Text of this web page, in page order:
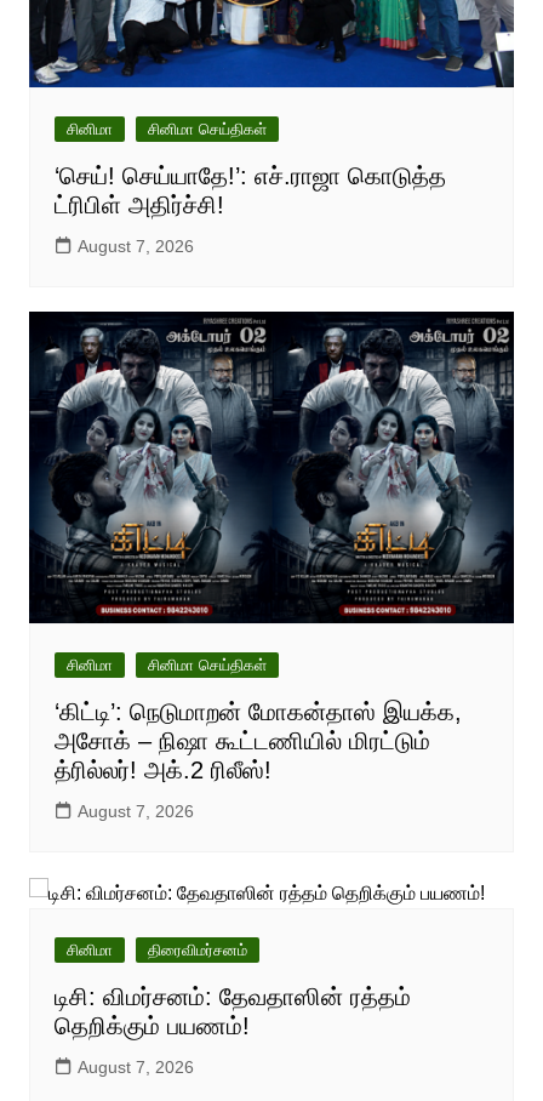
சினிமா சினிமா செய்திகள்
‘செய்! செய்யாதே!’: எச்.ராஜா கொடுத்த
ட்ரிபிள் அதிர்ச்சி!
August 7, 2026
சினிமா சினிமா செய்திகள்
‘கிட்டி’: நெடுமாறன் மோகன்தாஸ் இயக்க,
அசோக் – நிஷா கூட்டணியில் மிரட்டும்
த்ரில்லர்! அக்.2 ரிலீஸ்!
August 7, 2026
சினிமா திரைவிமர்சனம்
டிசி: விமர்சனம்: தேவதாஸின் ரத்தம்
தெறிக்கும் பயணம்!
August 7, 2026